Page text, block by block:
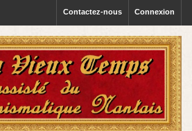
Connexion
Contactez-nous